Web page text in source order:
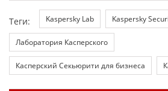
Теги: Kaspersky Lab Kaspersky
Лаборатория Касперского
Касперский Секьюрити для бизнеса